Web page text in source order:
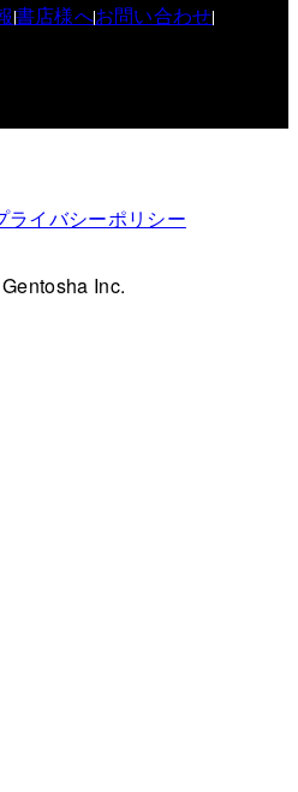
書店様へお問い合わせ
ライバシーポリシー
Inc.